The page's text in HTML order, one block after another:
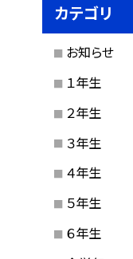
カテゴリ
お知らせ
１年生
２年生
３年生
４年生
５年生
６年生